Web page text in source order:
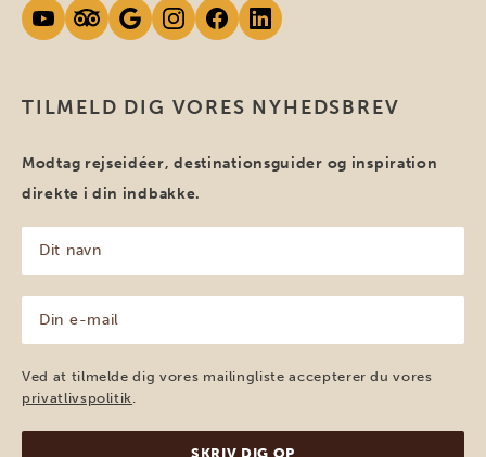
TILMELD DIG VORES NYHEDSBREV
Modtag rejseidéer, destinationsguider og inspiration
direkte i din indbakke.
navn
(Påkrævet)
mail
(Påkrævet)
Ved at tilmelde dig vores mailingliste accepterer du vores
privatlivspolitik